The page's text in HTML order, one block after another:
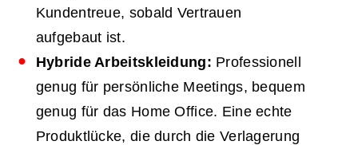
Kundentreue, sobald Vertrauen
aufgebaut ist.
Hybride Arbeitskleidung: Professionell
genug für persönliche Meetings, bequem
genug für das Home Office. Eine echte
Produktlücke, die durch die Verlagerung